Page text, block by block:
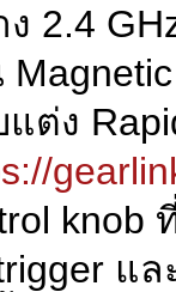
2.4
ต่ง
แ